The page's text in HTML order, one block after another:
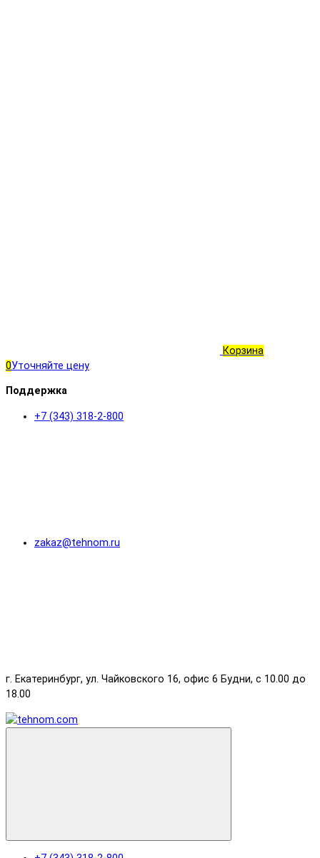
Корзина
0Уточняйте цену
Поддержка
+7 (343) 318-2-800
zakaz@tehnom.ru
г. Екатеринбург, ул. Чайковского 16, офис 6 Будни, с 10.00 до
18.00